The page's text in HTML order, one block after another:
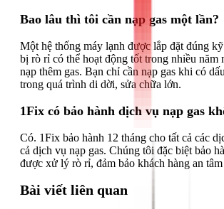
Bao lâu thì tôi cần nạp gas một lần?
Một hệ thống máy lạnh được lắp đặt đúng
bị rò rỉ có thể hoạt động tốt trong nhiều năm
nạp thêm gas. Bạn chỉ cần nạp gas khi có
trong quá trình di dời, sửa chữa lớn.
1Fix có bảo hành dịch vụ nạp gas
Có. 1Fix bảo hành 12 tháng cho tất cả các
cả dịch vụ nạp gas. Chúng tôi đặc biệt bảo
được xử lý rò rỉ, đảm bảo khách hàng an
Bài viết liên quan